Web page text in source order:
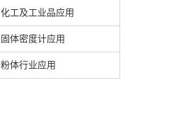
化工及工业品应用
固体密度计应用
粉体行业应用